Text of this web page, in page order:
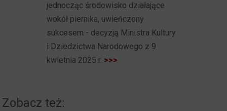
jednocząc środowisko działające
wokół piernika, uwieńczony
sukcesem - decyzją Ministra Kultury
i Dziedzictwa Narodowego z 9
kwietnia 2025 r. >>>
Zobacz też: